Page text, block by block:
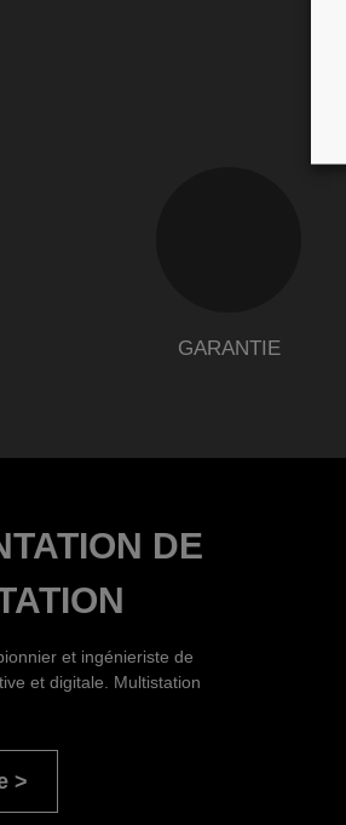
GARANTIE
DE
et ingénieriste de
et digitale. Multistation